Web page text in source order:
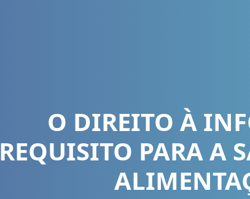
O DIREITO À
REQUISITO PARA A